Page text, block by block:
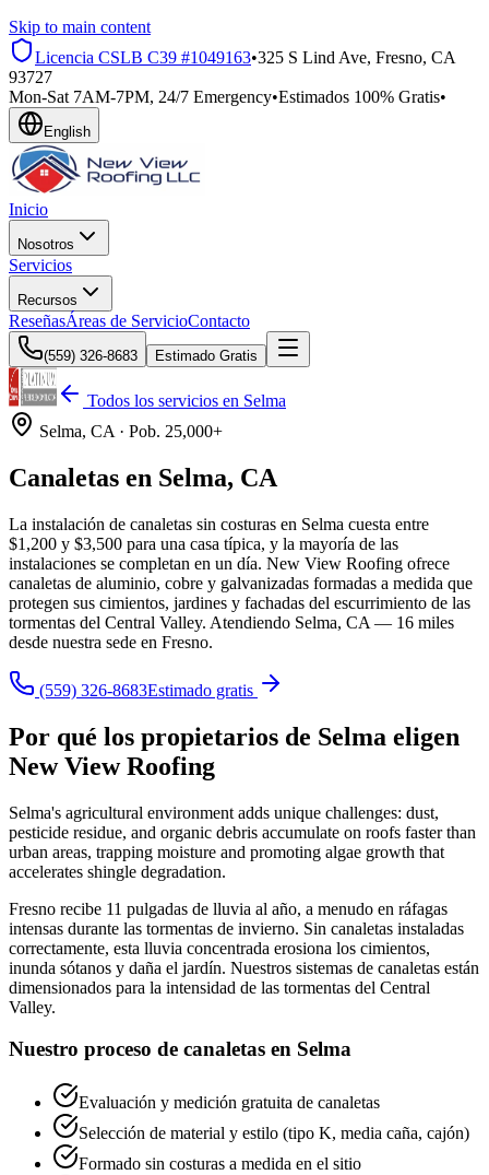
Skip to main content
Licencia CSLB C39 #1049163•325 S Lind Ave, Fresno, CA
93727
Mon-Sat 7AM-7PM, 24/7 Emergency•Estimados 100% Gratis•
English
Inicio
Nosotros
Servicios
Recursos
ReseñasÁreas de ServicioContacto
(559) 326-8683 Estimado Gratis
Todos los servicios en Selma
Selma, CA · Pob. 25,000+
Canaletas en Selma, CA
La instalación de canaletas sin costuras en Selma cuesta entre
$1,200 y $3,500 para una casa típica, y la mayoría de las
instalaciones se completan en un día. New View Roofing ofrece
canaletas de aluminio, cobre y galvanizadas formadas a medida que
protegen sus cimientos, jardines y fachadas del escurrimiento de las
tormentas del Central Valley. Atendiendo Selma, CA — 16 miles
desde nuestra sede en Fresno.
(559) 326-8683Estimado gratis
Por qué los propietarios de Selma eligen
New View Roofing
Selma's agricultural environment adds unique challenges: dust,
pesticide residue, and organic debris accumulate on roofs faster than
urban areas, trapping moisture and promoting algae growth that
accelerates shingle degradation.
Fresno recibe 11 pulgadas de lluvia al año, a menudo en ráfagas
intensas durante las tormentas de invierno. Sin canaletas instaladas
correctamente, esta lluvia concentrada erosiona los cimientos,
inunda sótanos y daña el jardín. Nuestros sistemas de canaletas están
dimensionados para la intensidad de las tormentas del Central
Valley.
Nuestro proceso de canaletas en Selma
Evaluación y medición gratuita de canaletas
Selección de material y estilo (tipo K, media caña, cajón)
Formado sin costuras a medida en el sitio